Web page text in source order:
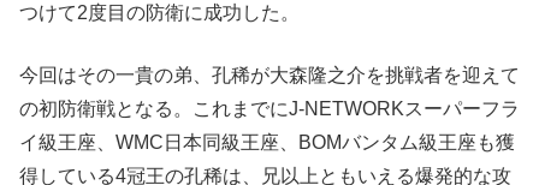
つけて2度目の防衛に成功した。
今回はその一貴の弟、孔稀が大森隆之介を挑戦者を迎えて
の初防衛戦となる。これまでにJ-NETWORKスーパーフラ
イ級王座、WMC日本同級王座、BOMバンタム級王座も獲
得している4冠王の孔稀は、兄以上ともいえる爆発的な攻